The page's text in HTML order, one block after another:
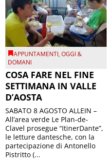
APPUNTAMENTI,OGGI &
DOMANI
COSA FARE NEL FINE
SETTIMANA IN VALLE
D’AOSTA
SABATO 8 AGOSTO ALLEIN –
All’area verde Le Plan-de-
Clavel prosegue “ItinerDante”,
le letture dantesche, con la
partecipazione di Antonello
Pistritto (...